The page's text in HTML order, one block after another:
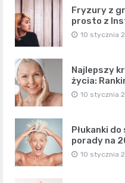
Fryzury z
prosto z
10 stycznia
Najlepszy
życia:
10 stycznia
Płukanki
porady na
10 stycznia